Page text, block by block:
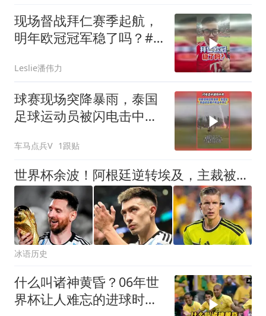
现场督战拜仁赛季起航，
明年欧冠冠军稳了吗？#
香港行 #潘伟力
Leslie潘伟力
球赛现场突降暴雨，泰国
足球运动员被闪电击中身
车马点兵V 1跟贴
世界杯余波！阿根廷逆转埃及，主裁被网爆：6000条威胁，住址被曝
冰语历史
什么叫诸神黄昏？06年世
界杯让人难忘的进球时